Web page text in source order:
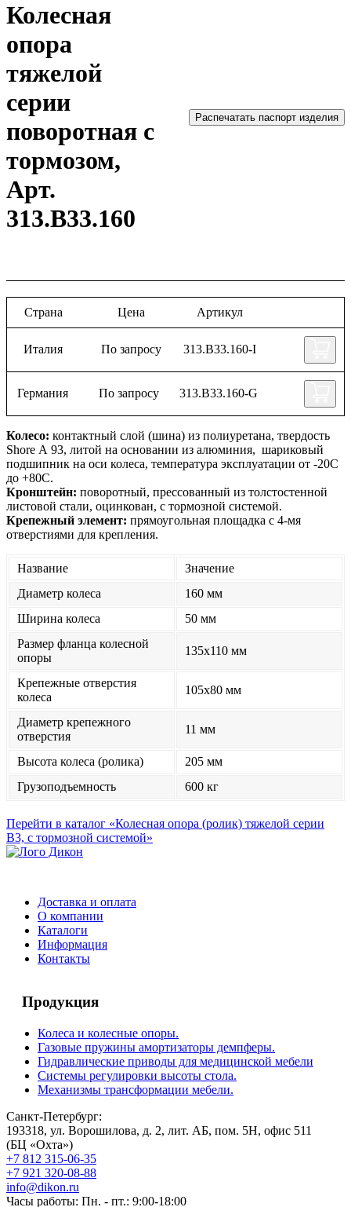
Колесная
опора
тяжелой
серии
поворотная с
тормозом,
Арт.
313.B33.160
Распечатать паспорт изделия
Колесо: контактный слой (шина) из полиуретана, твердость
Shore А 93, литой на основании из алюминия, шариковый
подшипник на оси колеса, температура эксплуатации от -20С
до +80С.
Кронштейн: поворотный, прессованный из толстостенной
листовой стали, оцинкован, с тормозной системой.
Крепежный элемент: прямоугольная площадка с 4-мя
отверстиями для крепления.
Название
Значение
Диаметр колеса
160 мм
Ширина колеса
50 мм
Размер фланца колесной
опоры
135x110 мм
Крепежные отверстия
колеса
105x80 мм
Диаметр крепежного
отверстия
11 мм
Высота колеса (ролика)
205 мм
Грузоподъемность
600 кг
Страна Цена Артикул
Италия По запросу 313.B33.160-I
Германия По запросу 313.B33.160-G
Перейти в каталог «Колесная опора (ролик) тяжелой серии
B3, с тормозной системой»
Доставка и оплата
О компании
Каталоги
Информация
Контакты
Продукция
Колеса и колесные опоры.
Газовые пружины амортизаторы демпферы.
Гидравлические приводы для медицинской мебели
Системы регулировки высоты стола.
Механизмы трансформации мебели.
Санкт-Петербург:
193318, ул. Ворошилова, д. 2, лит. АБ, пом. 5Н, офис 511
(БЦ «Охта»)
+7 812 315-06-35
+7 921 320-08-88
info@dikon.ru
Часы работы: Пн. - пт.: 9:00-18:00